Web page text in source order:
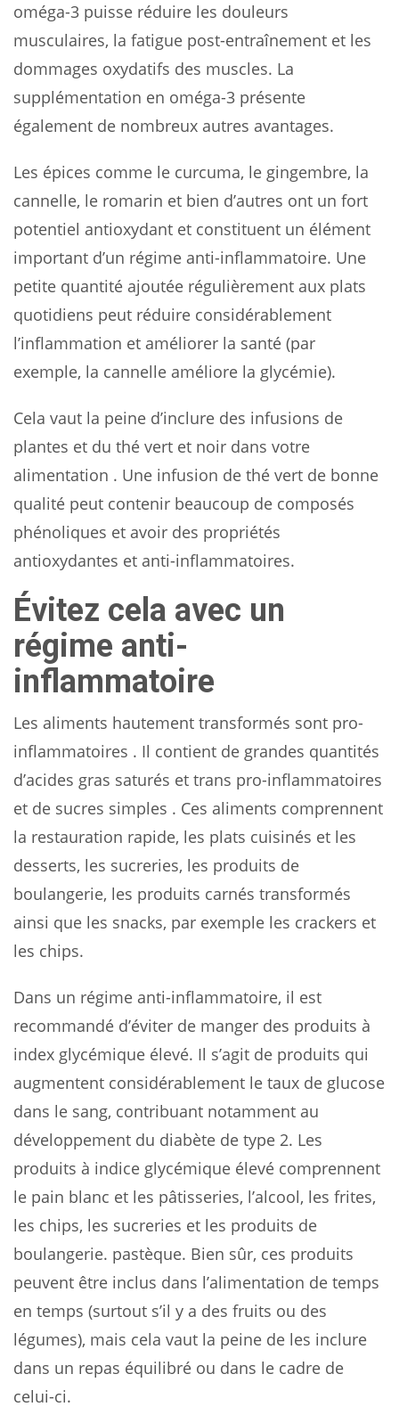
oméga-3 puisse réduire les douleurs
musculaires, la fatigue post-entraînement et les
dommages oxydatifs des muscles. La
supplémentation en oméga-3 présente
également de nombreux autres avantages.
Les épices comme le curcuma, le gingembre, la
cannelle, le romarin et bien d’autres ont un fort
potentiel antioxydant et constituent un élément
important d’un régime anti-inflammatoire. Une
petite quantité ajoutée régulièrement aux plats
quotidiens peut réduire considérablement
l’inflammation et améliorer la santé (par
exemple, la cannelle améliore la glycémie).
Cela vaut la peine d’inclure des infusions de
plantes et du thé vert et noir dans votre
alimentation . Une infusion de thé vert de bonne
qualité peut contenir beaucoup de composés
phénoliques et avoir des propriétés
antioxydantes et anti-inflammatoires.
Évitez cela avec un
régime anti-
inflammatoire
Les aliments hautement transformés sont pro-
inflammatoires . Il contient de grandes quantités
d’acides gras saturés et trans pro-inflammatoires
et de sucres simples . Ces aliments comprennent
la restauration rapide, les plats cuisinés et les
desserts, les sucreries, les produits de
boulangerie, les produits carnés transformés
ainsi que les snacks, par exemple les crackers et
les chips.
Dans un régime anti-inflammatoire, il est
recommandé d’éviter de manger des produits à
index glycémique élevé. Il s’agit de produits qui
augmentent considérablement le taux de glucose
dans le sang, contribuant notamment au
développement du diabète de type 2. Les
produits à indice glycémique élevé comprennent
le pain blanc et les pâtisseries, l’alcool, les frites,
les chips, les sucreries et les produits de
boulangerie. pastèque. Bien sûr, ces produits
peuvent être inclus dans l’alimentation de temps
en temps (surtout s’il y a des fruits ou des
légumes), mais cela vaut la peine de les inclure
dans un repas équilibré ou dans le cadre de
celui-ci.